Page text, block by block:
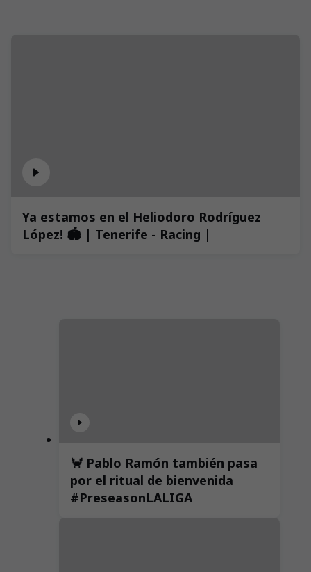
Ya estamos en el Heliodoro Rodríguez
López! 🏟️ | Tenerife - Racing |
🦀 Pablo Ramón también pasa
por el ritual de bienvenida
#PreseasonLALIGA